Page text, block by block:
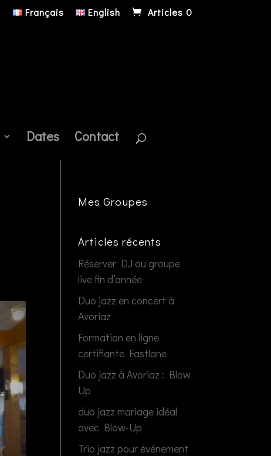
Français English Articles 0
Dates Contact
Mes Groupes
Articles récents
Réserver DJ ou groupe
live fin d’année
Duo jazz en concert à
Avoriaz
Formation en ligne
certifiante Fastlane
Duo jazz à Avoriaz : Blow
Up
duo jazz mariage idéal
avec Blow-Up
Trio jazz pour événement